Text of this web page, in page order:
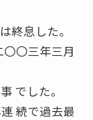
終息した。
〇三年三月
でした。
続で過去最